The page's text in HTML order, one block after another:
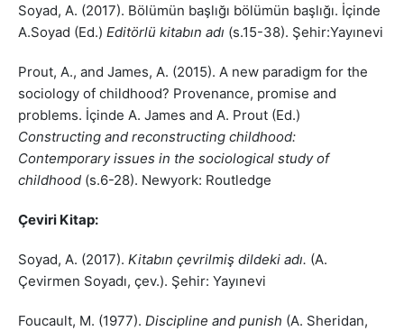
Soyad, A. (2017). Bölümün başlığı bölümün başlığı. İçinde
A.Soyad (Ed.) Editörlü kitabın adı (s.15-38). Şehir:Yayınevi
Prout, A., and James, A. (2015). A new paradigm for the
sociology of childhood? Provenance, promise and
problems. İçinde A. James and A. Prout (Ed.)
Constructing and reconstructing childhood:
Contemporary issues in the sociological study of
childhood(s.6-28). Newyork: Routledge
Çeviri Kitap:
Soyad, A. (2017). Kitabın çevrilmiş dildeki adı. (A.
Çevirmen Soyadı, çev.). Şehir: Yayınevi
Foucault, M. (1977). Discipline and punish (A. Sheridan,